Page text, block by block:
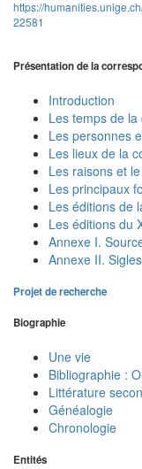
https://
22581
Présentation de la
Introduction
Les temps de
Les personnes
Les lieux de la
Les raisons et
Les principaux
Les éditions de
Les éditions du
Annexe I.
Annexe II.
Projet de recherche
Biographie
Une vie
Bibliographie :
Littérature
Généalogie
Chronologie
Entités